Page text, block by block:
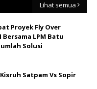
Lihat semua
Proyek Fly Over
LPM Batu
Solusi
Satpam Vs Sopir